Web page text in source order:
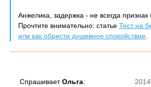
Анжелика, задержка - не всегда признак
Прочтите внимательно: статье Тест на
или как обрести душевное спокойствие
СпрашиваетОльга: